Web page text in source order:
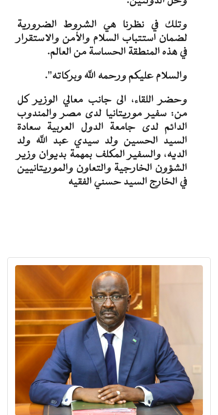
وتلك في نظرنا هي الشروط الضرورية
لضمان استتباب السلام والأمن والاستقرار
في هذه المنطقة الحساسة من العالم.
والسلام عليكم ورحمه الله وبركاته”.
وحضر اللقاء، الى جانب معالي الوزير كل
من: سفير موريتانيا لدى مصر والمندوب
الدائم لدى جامعة الدول العربية سعادة
السيد الحسين ولد سيدي عبد الله ولد
الديه، والسفير المكلف بمهمة بديوان وزير
الشؤون الخارجية والتعاون والموريتانيين
في الخارج السيد حسني الفقيه